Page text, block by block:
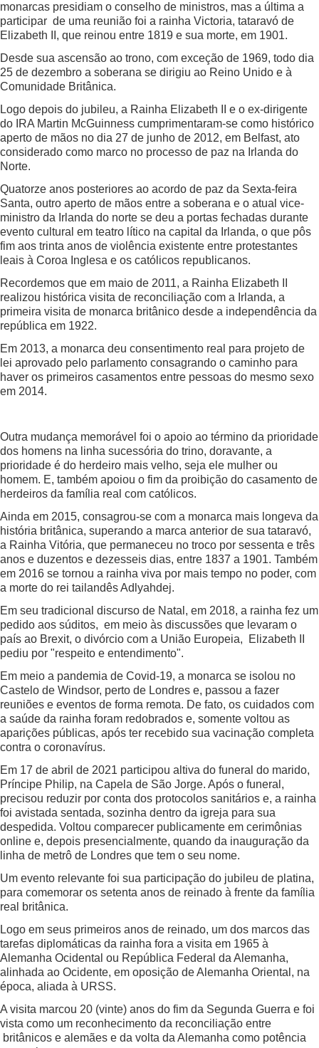
monarcas presidiam o conselho de ministros, mas a última a
participar de uma reunião foi a rainha Victoria, tataravó de
Elizabeth II, que reinou entre 1819 e sua morte, em 1901.
Desde sua ascensão ao trono, com exceção de 1969, todo dia
25 de dezembro a soberana se dirigiu ao Reino Unido e à
Comunidade Britânica.
Logo depois do jubileu, a Rainha Elizabeth II e o ex-dirigente
do IRA Martin McGuinness cumprimentaram-se como histórico
aperto de mãos no dia 27 de junho de 2012, em Belfast, ato
considerado como marco no processo de paz na Irlanda do
Norte.
Quatorze anos posteriores ao acordo de paz da Sexta-feira
Santa, outro aperto de mãos entre a soberana e o atual vice-
ministro da Irlanda do norte se deu a portas fechadas durante
evento cultural em teatro lítico na capital da Irlanda, o que pôs
fim aos trinta anos de violência existente entre protestantes
leais à Coroa Inglesa e os católicos republicanos.
Recordemos que em maio de 2011, a Rainha Elizabeth II
realizou histórica visita de reconciliação com a Irlanda, a
primeira visita de monarca britânico desde a independência da
república em 1922.
Em 2013, a monarca deu consentimento real para projeto de
lei aprovado pelo parlamento consagrando o caminho para
haver os primeiros casamentos entre pessoas do mesmo sexo
em 2014.
Outra mudança memorável foi o apoio ao término da prioridade
dos homens na linha sucessória do trino, doravante, a
prioridade é do herdeiro mais velho, seja ele mulher ou
homem. E, também apoiou o fim da proibição do casamento de
herdeiros da família real com católicos.
Ainda em 2015, consagrou-se com a monarca mais longeva da
história britânica, superando a marca anterior de sua tataravó,
a Rainha Vitória, que permaneceu no troco por sessenta e três
anos e duzentos e dezesseis dias, entre 1837 a 1901. Também
em 2016 se tornou a rainha viva por mais tempo no poder, com
a morte do rei tailandês Adlyahdej.
Em seu tradicional discurso de Natal, em 2018, a rainha fez um
pedido aos súditos, em meio às discussões que levaram o
país ao Brexit, o divórcio com a União Europeia, Elizabeth II
pediu por "respeito e entendimento".
Em meio a pandemia de Covid-19, a monarca se isolou no
Castelo de Windsor, perto de Londres e, passou a fazer
reuniões e eventos de forma remota. De fato, os cuidados com
a saúde da rainha foram redobrados e, somente voltou as
aparições públicas, após ter recebido sua vacinação completa
contra o coronavírus.
Em 17 de abril de 2021 participou altiva do funeral do marido,
Príncipe Philip, na Capela de São Jorge. Após o funeral,
precisou reduzir por conta dos protocolos sanitários e, a rainha
foi avistada sentada, sozinha dentro da igreja para sua
despedida. Voltou comparecer publicamente em cerimônias
online e, depois presencialmente, quando da inauguração da
linha de metrô de Londres que tem o seu nome.
Um evento relevante foi sua participação do jubileu de platina,
para comemorar os setenta anos de reinado à frente da família
real britânica.
Logo em seus primeiros anos de reinado, um dos marcos das
tarefas diplomáticas da rainha fora a visita em 1965 à
Alemanha Ocidental ou República Federal da Alemanha,
alinhada ao Ocidente, em oposição de Alemanha Oriental, na
época, aliada à URSS.
A visita marcou 20 (vinte) anos do fim da Segunda Guerra e foi
vista como um reconhecimento da reconciliação entre
britânicos e alemães e da volta da Alemanha como potência